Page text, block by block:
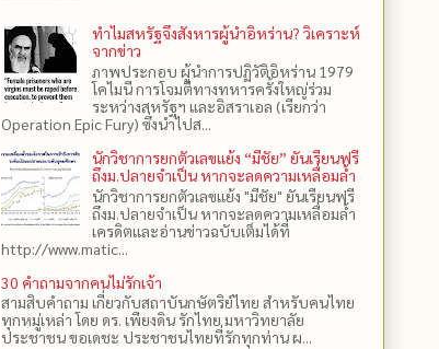
ทำไมสหรัฐจึงสังหารผู้นำอิหร่าน? วิเคราะห์
จากข่าว
ภาพประกอบ ผู้นำการปฏิวัติอิหร่าน 1979
โคไมนี การโจมตีทางทหารครั้งใหญ่ร่วม
ระหว่างสหรัฐฯ และอิสราเอล (เรียกว่า
Operation Epic Fury) ซึ่งนำไปส...
นักวิชาการยกตัวเลขแย้ง “มีชัย” ยันเรียนฟรี
ถึงม.ปลายจำเป็น หากจะลดความเหลื่อมล้ำ
นักวิชาการยกตัวเลขแย้ง "มีชัย" ยันเรียนฟรี
ถึงม.ปลายจำเป็น หากจะลดความเหลื่อมล้ำ
เครดิตและอ่านข่าวฉบับเต็มได้ที่
http://www.matic...
30 คำถามจากคนไม่รักเจ้า
สามสิบคำถาม เกี่ยวกับสถาบันกษัตริย์ไทย สำหรับคนไทย
ทุกหมู่เหล่า โดย ดร.​ เพียงดิน รักไทย มหาวิทยาลัย
ประชาชน ขอเดชะ ประชาชนไทยที่รักทุกท่าน ผ...